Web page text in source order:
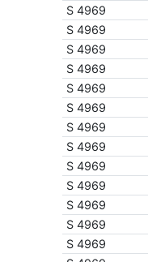
S 4969
S 4969
S 4969
S 4969
S 4969
S 4969
S 4969
S 4969
S 4969
S 4969
S 4969
S 4969
S 4969